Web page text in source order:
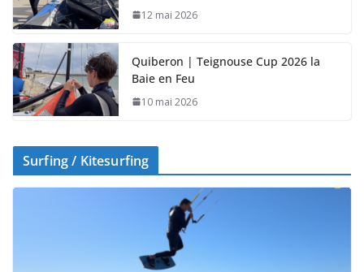
12 mai 2026
Quiberon | Teignouse Cup 2026 la
Baie en Feu
10 mai 2026
Surfing / Kitesurfing